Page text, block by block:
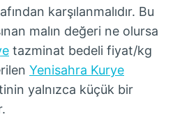
karşılanmalıdır. Bu
malın değeri ne olursa
tazminat bedeli fiyat/kg
Yenisahra Kurye
yalnızca küçük bir